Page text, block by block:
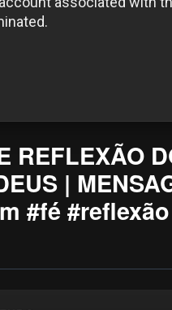
REFLEXÃO
|
#fé